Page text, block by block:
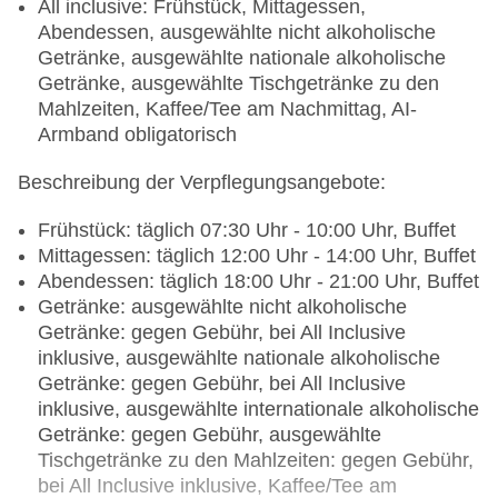
All inclusive: Frühstück, Mittagessen,
Abendessen, ausgewählte nicht alkoholische
Getränke, ausgewählte nationale alkoholische
Getränke, ausgewählte Tischgetränke zu den
Mahlzeiten, Kaffee/Tee am Nachmittag, AI-
Armband obligatorisch
Beschreibung der Verpflegungsangebote:
Frühstück: täglich 07:30 Uhr - 10:00 Uhr, Buffet
Mittagessen: täglich 12:00 Uhr - 14:00 Uhr, Buffet
Abendessen: täglich 18:00 Uhr - 21:00 Uhr, Buffet
Getränke: ausgewählte nicht alkoholische
Getränke: gegen Gebühr, bei All Inclusive
inklusive, ausgewählte nationale alkoholische
Getränke: gegen Gebühr, bei All Inclusive
inklusive, ausgewählte internationale alkoholische
Getränke: gegen Gebühr, ausgewählte
Tischgetränke zu den Mahlzeiten: gegen Gebühr,
bei All Inclusive inklusive, Kaffee/Tee am